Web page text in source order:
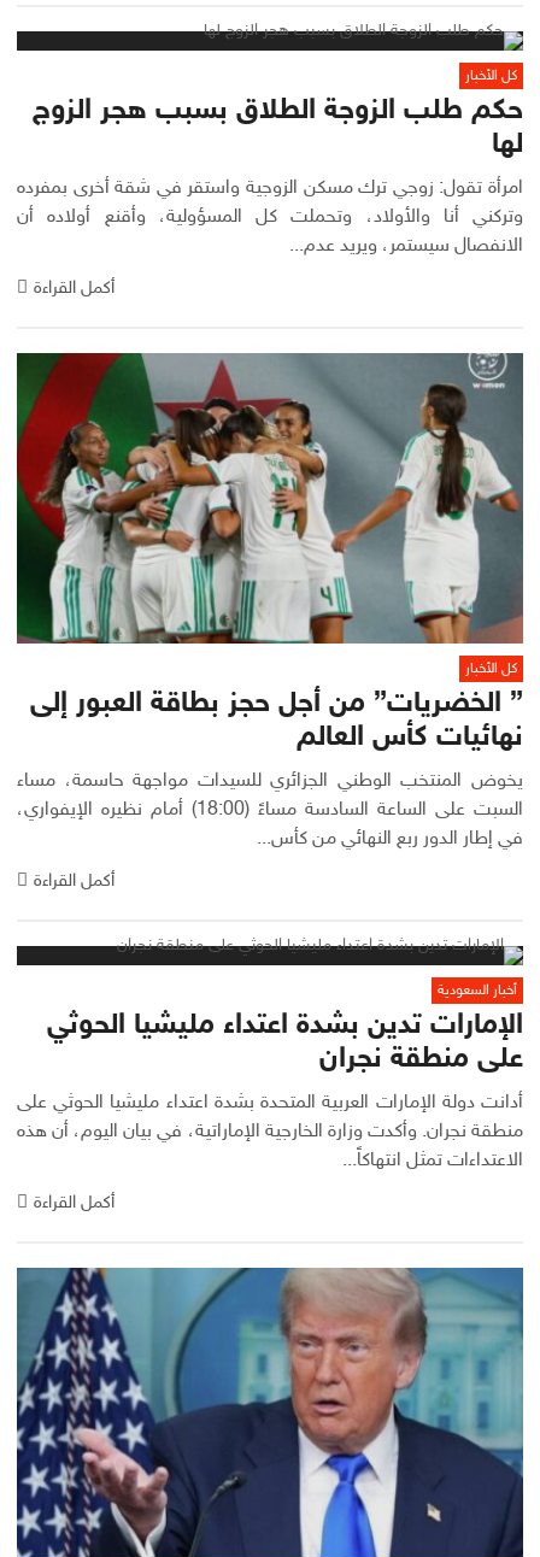
كل الأخبار
حكم طلب الزوجة الطلاق بسبب هجر الزوج
لها
امرأة تقول: زوجي ترك مسكن الزوجية واستقر في شقة أخرى بمفرده
وتركني أنا والأولاد، وتحملت كل المسؤولية، وأقنع أولاده أن
الانفصال سيستمر، ويريد عدم...
أكمل القراءة
كل الأخبار
” الخضريات” من أجل حجز بطاقة العبور إلى
نهائيات كأس العالم
يخوض المنتخب الوطني الجزائري للسيدات مواجهة حاسمة، مساء
السبت على الساعة السادسة مساءً (18:00) أمام نظيره الإيفواري،
في إطار الدور ربع النهائي من كأس...
أكمل القراءة
أخبار السعودية
الإمارات تدين بشدة اعتداء مليشيا الحوثي
على منطقة نجران
أدانت دولة الإمارات العربية المتحدة بشدة اعتداء مليشيا الحوثي على
منطقة نجران. وأكدت وزارة الخارجية الإماراتية، في بيان اليوم، أن هذه
الاعتداءات تمثل انتهاكاً...
أكمل القراءة